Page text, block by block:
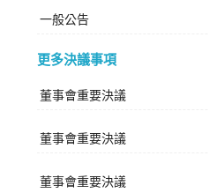
一般公告
更多決議事項
董事會重要決議
董事會重要決議
董事會重要決議